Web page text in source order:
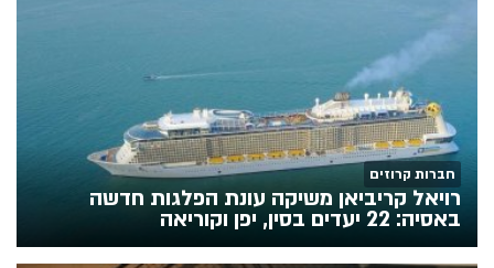
חברות קרוזים
רויאל קריביאן משיקה עונת הפלגות חדשה
באסיה: 22 יעדים בסין, יפן וקוריאה